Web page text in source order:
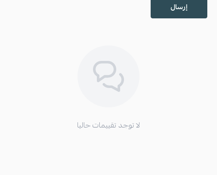
إرسال
لا توجد تقييمات حاليا